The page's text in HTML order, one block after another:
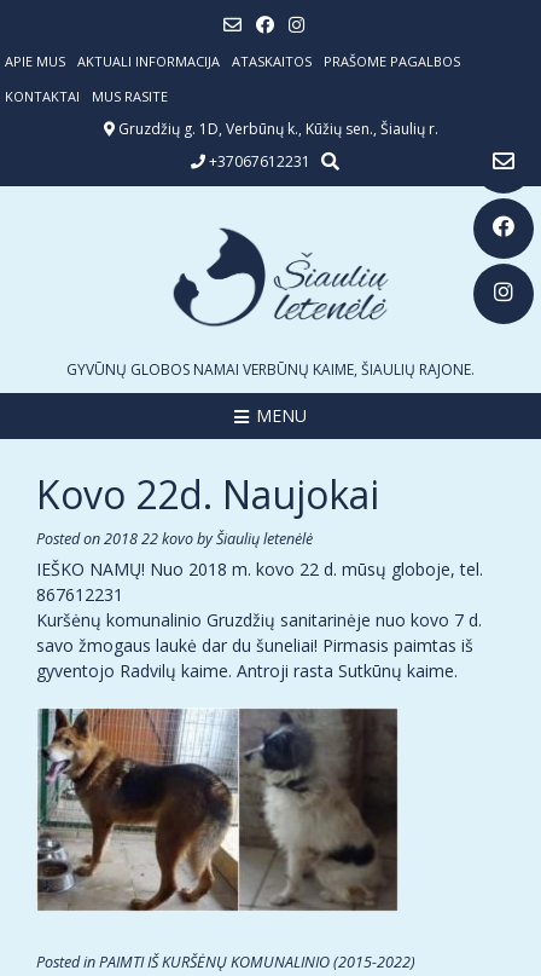
content
APIE MUS AKTUALI INFORMACIJA ATASKAITOS
PRAŠOME PAGALBOS
KONTAKTAI
MUS RASITE
Gruzdžių g. 1D, Verbūnų k., Kūžių sen., Šiaulių r.
+37067612231
GYVŪNŲ GLOBOS NAMAI VERBŪNŲ KAIME, ŠIAULIŲ RAJONE.
MENU
Kovo 22d. Naujokai
Posted on2018 22 kovobyŠiaulių letenėlė
IEŠKO NAMŲ! Nuo 2018 m. kovo 22 d. mūsų globoje, tel.
867612231
Kuršėnų komunalinio Gruzdžių sanitarinėje nuo kovo 7 d.
savo žmogaus laukė dar du šuneliai! Pirmasis paimtas iš
gyventojo Radvilų kaime. Antroji rasta Sutkūnų kaime.
Posted inPAIMTI IŠ KURŠĖNŲ KOMUNALINIO (2015-2022)